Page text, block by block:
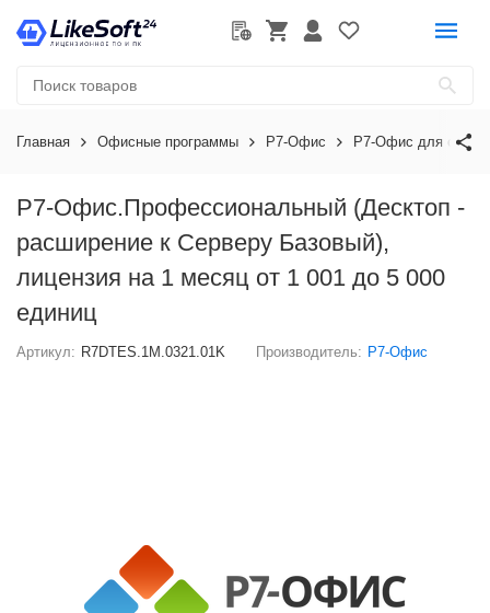
Главная Офисные программы Р7-Офис Р7-Офис для
Р7-Офис.Профессиональный (Десктоп -
расширение к Серверу Базовый),
лицензия на 1 месяц от 1 001 до 5 000
единиц
Артикул: R7DTES.1M.0321.01K Производитель: Р7-Офис